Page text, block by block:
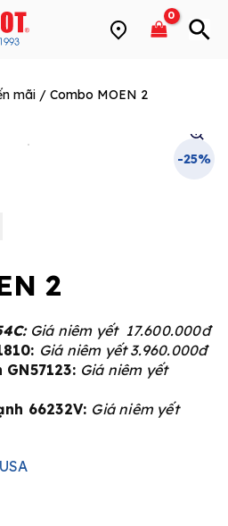
mãi / Combo MOEN 2
-25%
2
Giá niêm yết 17.600.000đ
Giá niêm yết 3.960.000đ
Giá niêm yết
66232V: Giá niêm yết